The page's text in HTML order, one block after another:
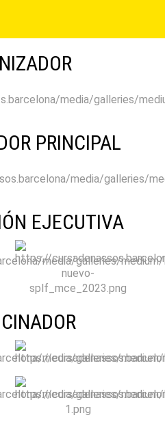
PRINCIPAL
EJECUTIVA